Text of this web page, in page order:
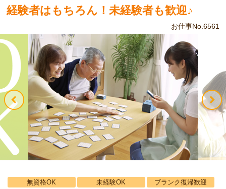
経験者はもちろん！未経験者も歓迎♪
お仕事No.6561
無資格OK 未経験OK
ブランク復帰歓迎